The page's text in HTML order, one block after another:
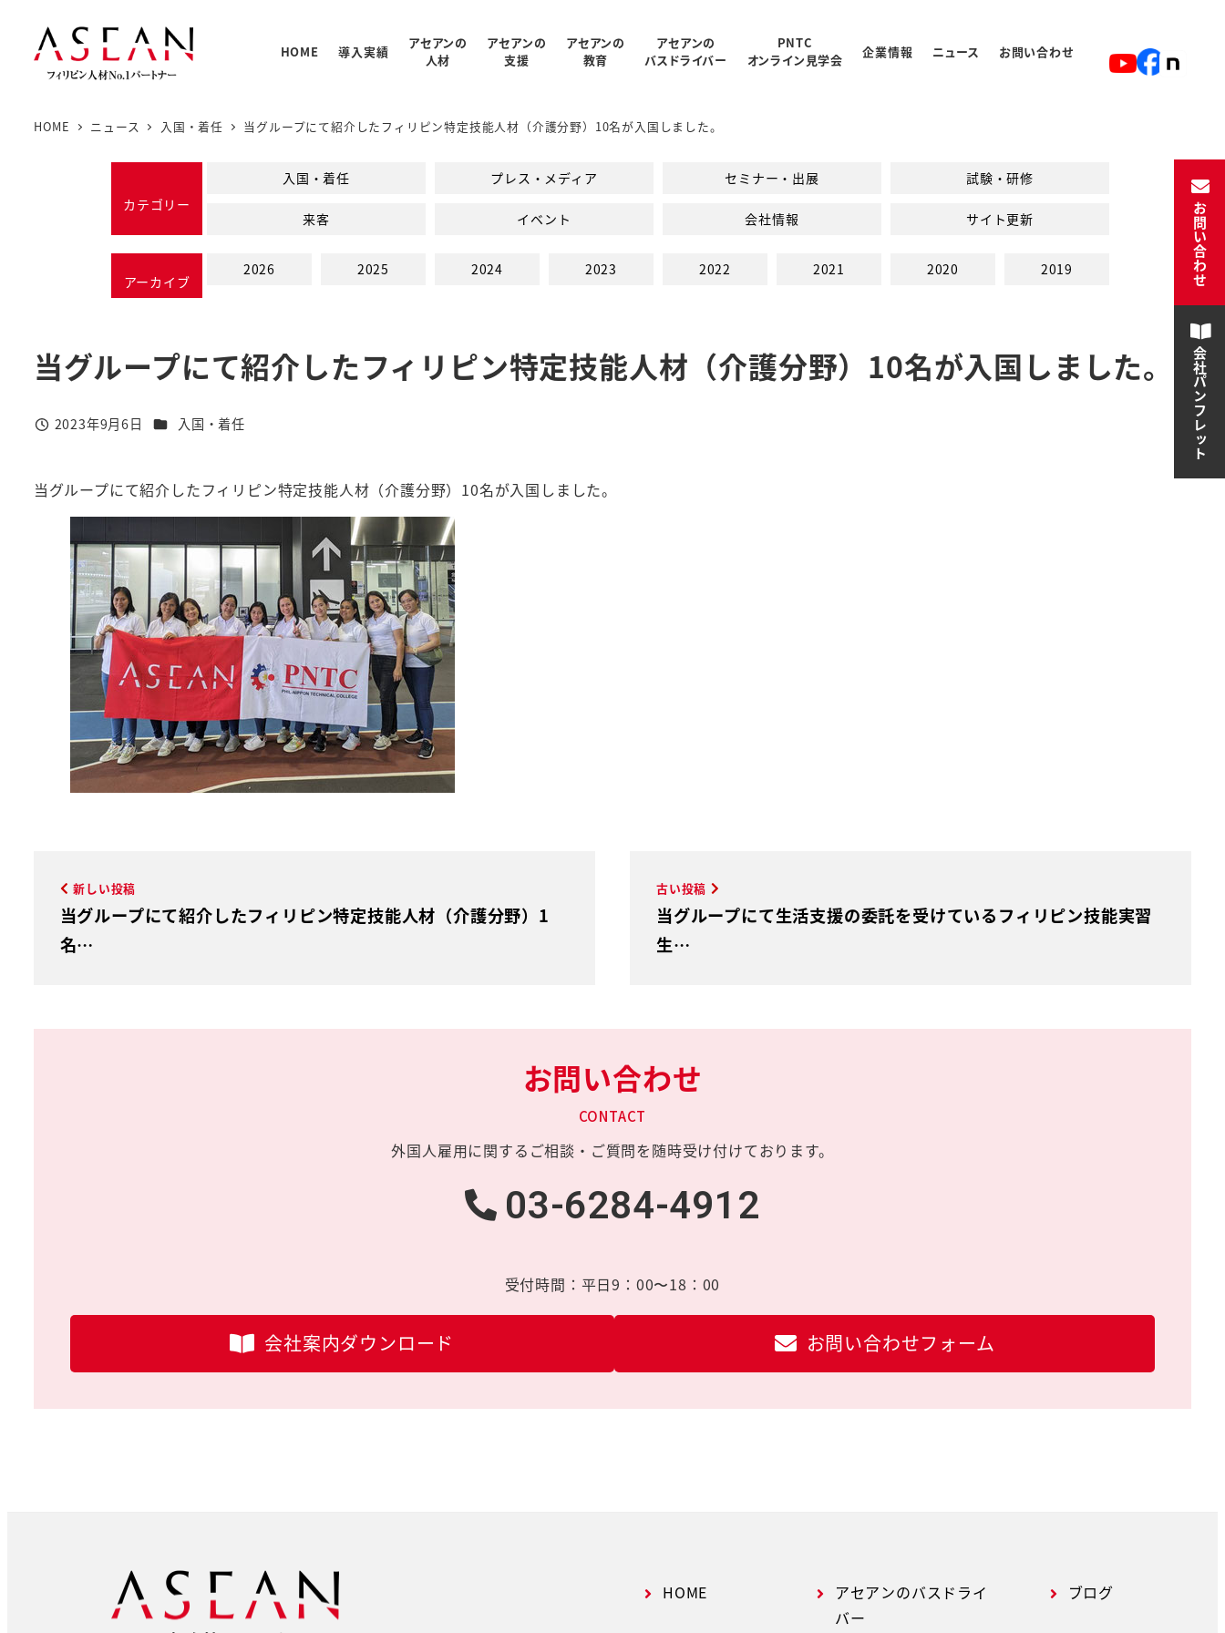
HOME 導入実績
アセアンの
人材
PNTCの教育費
アセアンの
支援
アセアンの
教育
アセアンの
バスドライバー
PNTC
オンライン見学会
企業情報 ニュース お問い合わせ
HOME ニュース 入国・着任 当グループにて紹介したフィリピン特定技能人材（介護分野）10名が入国しました。
カテゴリー
入国・着任 プレス・メディア セミナー・出展 試験・研修
来客 イベント 会社情報 サイト更新
アーカイブ
2026 2025 2024 2023 2022 2021 2020 2019
当グループにて紹介したフィリピン特定技能人材（介護分野）10名が入国しました。
投稿日
2023年9月6日 カテゴリー
入国・着任
当グループにて紹介したフィリピン特定技能人材（介護分野）10名が入国しました。
古い投稿
当グループにて生活支援の委託を受けているフィリピン技能実習
生…
新しい投稿
当グループにて紹介したフィリピン特定技能人材（介護分野）1
名…
お問い合わせ
CONTACT
外国人雇用に関する ご相談・ご質問を随時受け付けております。
03-6284-4912
受付時間： 平日9：00〜18：00
会社案内ダウンロード お問い合わせフォーム
お問い合わせ
会社パンフレット
HOME
アセアンのバスドライ
バー
ブログ